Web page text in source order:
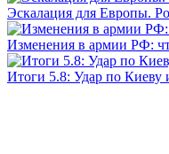
Эскалация для Европы.
Изменения в армии РФ:
Итоги 5.8: Удар по Киеву